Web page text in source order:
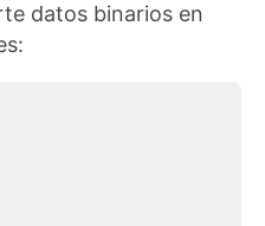
datos binarios en